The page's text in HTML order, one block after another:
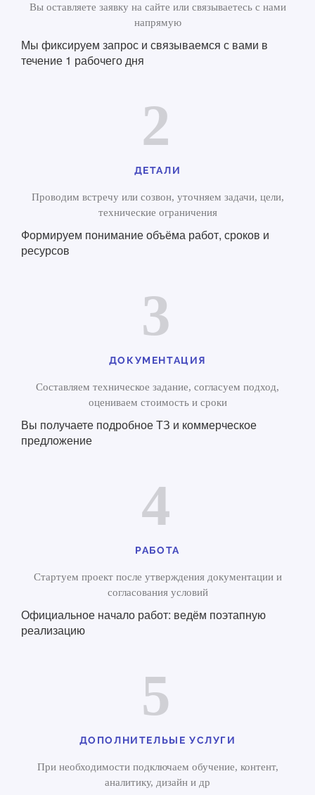
Вы оставляете заявку на сайте или связываетесь с нами
напрямую
Мы фиксируем запрос и связываемся с вами в
течение 1 рабочего дня
2
ДЕТАЛИ
Проводим встречу или созвон, уточняем задачи, цели,
технические ограничения
Формируем понимание объёма работ, сроков и
ресурсов
3
ДОКУМЕНТАЦИЯ
Составляем техническое задание, согласуем подход,
оцениваем стоимость и сроки
Вы получаете подробное ТЗ и коммерческое
предложение
4
РАБОТА
Стартуем проект после утверждения документации и
согласования условий
Официальное начало работ: ведём поэтапную
реализацию
5
ДОПОЛНИТЕЛЬЫЕ УСЛУГИ
При необходимости подключаем обучение, контент,
аналитику, дизайн и др